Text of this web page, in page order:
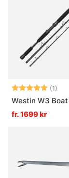
Betyg: (1)
Westin W3 Boat
fr. 1699 kr